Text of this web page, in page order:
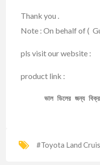
Thank you .
Note : On behalf of (
pls visit our website :
product link :
ভাল ডিলের জন্য
#Toyota Land